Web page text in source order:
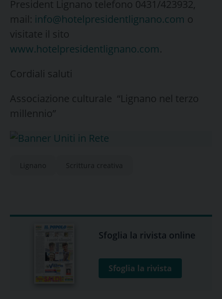
President Lignano telefono 0431/423932,
mail: info@hotelpresidentlignano.com o
visitate il sito
www.hotelpresidentlignano.com.
Cordiali saluti
Associazione culturale “Lignano nel terzo
millennio”
Lignano Scrittura creativa
Sfoglia la rivista online
Sfoglia la rivista